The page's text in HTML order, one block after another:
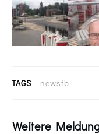
TAGS newsfb
Weitere